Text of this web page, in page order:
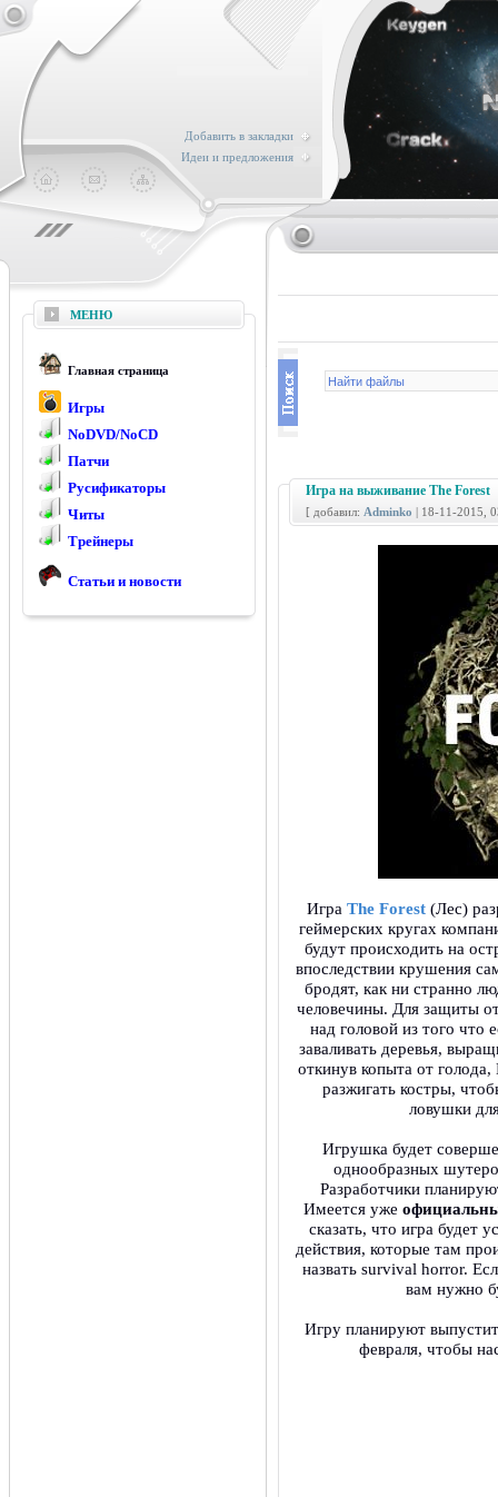
Добавить в закладки
Идеи и предложения
МЕНЮ
Главная страница
Игры
NoDVD/NoCD
Патчи
Русификаторы
Читы
Трейнеры
Статьи и новости
Игра на выживание The Forest
[ добавил: Adminko | 18-11-2015,
Игра The Forest(Лес)
геймерских кругах
будут происходить на
впоследствии крушения
бродят, как ни странно
человечины. Для защиты
над головой из того что
заваливать деревья,
откинув копыта от
разжигать костры,
ловушки
Игрушка будет
однообразных
Разработчики
Имеется уже
сказать, что игра будет
действия, которые там
назвать survival horror.
вам нужно
Игру планируют
февраля, чтобы